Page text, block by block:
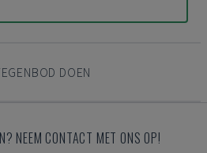
DOEN
NEEM CONTACT MET ONS OP!